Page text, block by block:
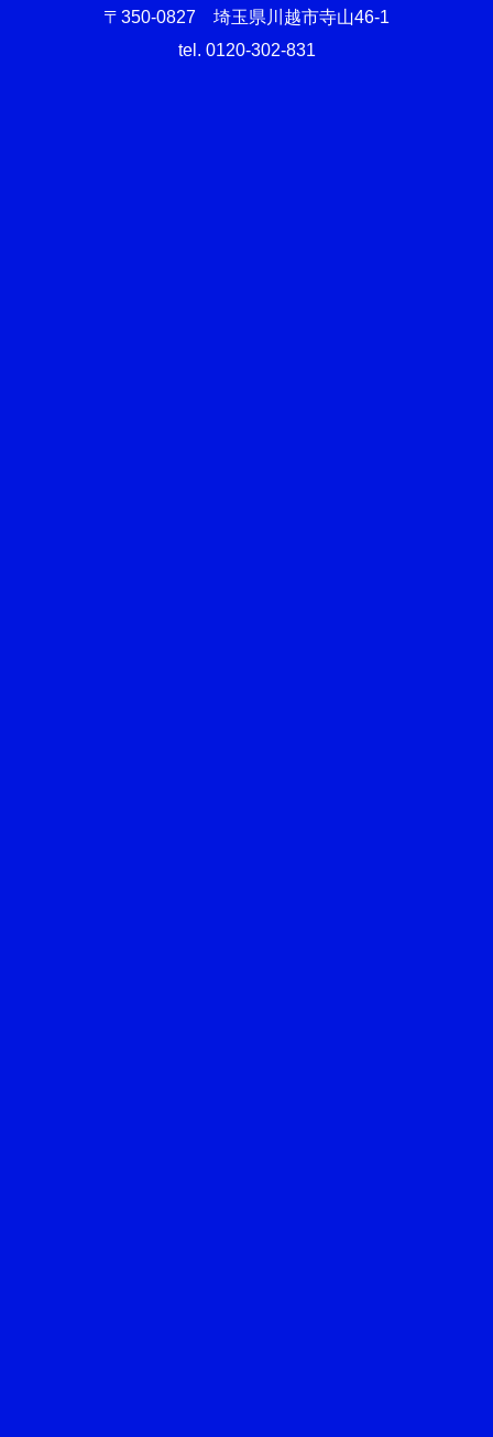
〒350-0827 埼玉県川越市寺山46-1
tel. 0120-302-831